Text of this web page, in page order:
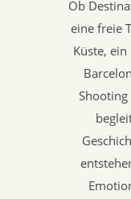
Ob
eine freie
Küste,